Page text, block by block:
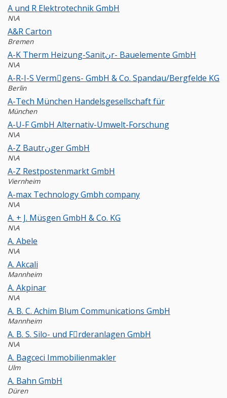
A und R Elektrotechnik GmbH
N\A
A&R Carton
Bremen
A-K Therm Heizung-Sanitنr- Bauelemente GmbH
N\A
A-R-I-S Vermِgens- GmbH & Co. Spandau/Bergfelde KG
Berlin
A-Tech München Handelsgesellschaft für
München
A-U-F GmbH Alternativ-Umwelt-Forschung
N\A
A-Z Bautrنger GmbH
N\A
A-Z Restpostenmarkt GmbH
Viernheim
A-max Technology Gmbh company
N\A
A. + J. Müsgen GmbH & Co. KG
N\A
A. Abele
N\A
A. Akcali
Mannheim
A. Akpinar
N\A
A. B. C. Achim Blum Communications GmbH
Mannheim
A. B. S. Silo- und Fِrderanlagen GmbH
N\A
A. Bagceci Immobilienmakler
Ulm
A. Bahn GmbH
Düren